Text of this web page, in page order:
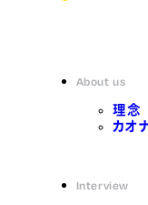
About us
理念
カオ
Interview